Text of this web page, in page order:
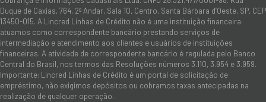
Duque de Caxias, 764, 2º Andar, Sala 10, Centro, Santa Bárbara d’Oeste, SP, CEP
13450-015. A Lincred Linhas de Crédito não é uma instituição financeira:
atuamos como correspondente bancário prestando serviços de
intermediação e atendimento aos clientes e usuários de instituições
financeiras. A atividade de correspondente bancário é regulada pelo Banco
Central do Brasil, nos termos das Resoluções números 3.110, 3.954 e 3.959.
Importante: Lincred Linhas de Crédito é um portal de solicitação de
empréstimo, não exigimos depósitos ou cobramos taxas antecipadas na
realização de qualquer operação.